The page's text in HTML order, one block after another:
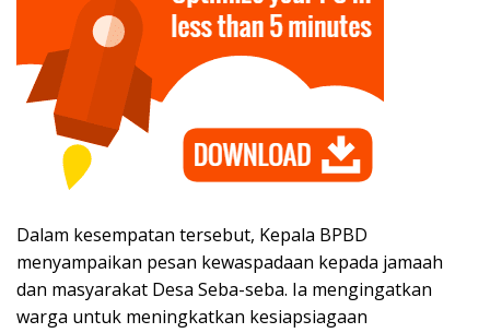
Dalam kesempatan tersebut, Kepala BPBD
menyampaikan pesan kewaspadaan kepada jamaah
dan masyarakat Desa Seba-seba. Ia mengingatkan
warga untuk meningkatkan kesiapsiagaan